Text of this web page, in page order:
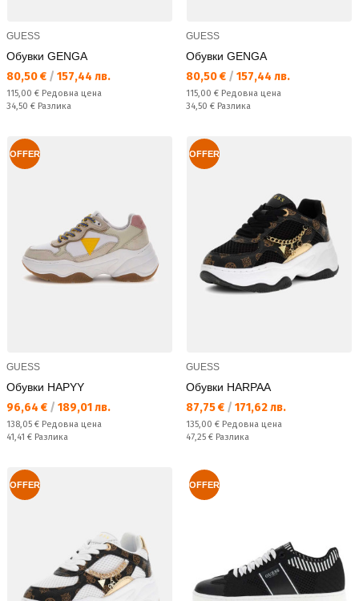
GUESS
Обувки GENGA
Текуща цена:
80,50 € / 157,44 лв.
Редовна цена:
115,00 € Редовна цена
Спестявате:
34,50 € Разлика
GUESS
Обувки GENGA
Текуща цена:
80,50 € / 157,44 лв.
Редовна цена:
115,00 € Редовна цена
Спестявате:
34,50 € Разлика
OFFER
GUESS
Обувки HAPYY
Текуща цена:
96,64 € / 189,01 лв.
Редовна цена:
138,05 € Редовна цена
Спестявате:
41,41 € Разлика
OFFER
GUESS
Обувки HARPAA
Текуща цена:
87,75 € / 171,62 лв.
Редовна цена:
135,00 € Редовна цена
Спестявате:
47,25 € Разлика
OFFER OFFER